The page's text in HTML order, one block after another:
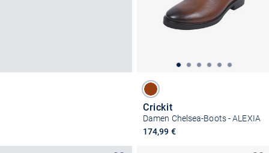
Crickit
Damen Chelsea-Boots - ALEXIA
174,99 €